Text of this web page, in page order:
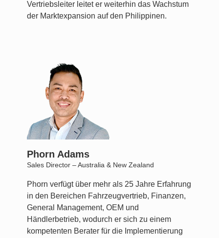
Vertriebsleiter leitet er weiterhin das Wachstum
der Marktexpansion auf den Philippinen.
Phorn Adams
Sales Director – Australia & New Zealand
Phorn verfügt über mehr als 25 Jahre Erfahrung
in den Bereichen Fahrzeugvertrieb, Finanzen,
General Management, OEM und
Händlerbetrieb, wodurch er sich zu einem
kompetenten Berater für die Implementierung